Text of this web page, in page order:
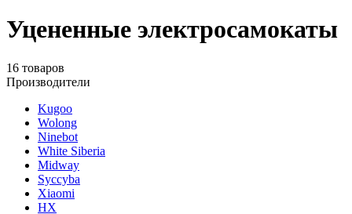
Уцененные электросамокаты
16 товаров
Производители
Kugoo
Wolong
Ninebot
White Siberia
Midway
Syccyba
Xiaomi
HX